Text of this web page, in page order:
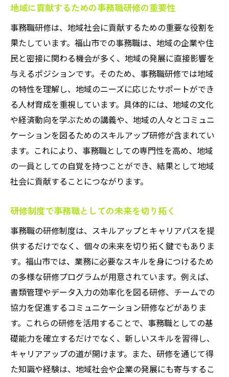
地域に貢献するための事務職研修の重要性
事務職研修は、地域社会に貢献するための重要な役割を
果たしています。福山市での事務職は、地域の企業や住
民と密接に関わる機会が多く、地域の発展に直接影響を
与えるポジションです。そのため、事務職研修では地域
の特性を理解し、地域のニーズに応じたサポートができ
る人材育成を重視しています。具体的には、地域の文化
や経済動向を学ぶための講義や、地域の人々とコミュニ
ケーションを図るためのスキルアップ研修が含まれてい
ます。これにより、事務職としての専門性を高め、地域
の一員としての自覚を持つことができ、結果として地域
社会に貢献することにつながります。
研修制度で事務職としての未来を切り拓く
事務職の研修制度は、スキルアップとキャリアパスを提
供するだけでなく、個々の未来を切り拓く鍵でもありま
す。福山市では、業務に必要なスキルを身につけるため
の多様な研修プログラムが用意されています。例えば、
書類管理やデータ入力の効率化を図る研修、チームでの
協力を促進するコミュニケーション研修などがありま
す。これらの研修を活用することで、事務職としての基
礎能力を確立するだけでなく、新しいスキルを習得し、
キャリアアップの道が開けます。また、研修を通じて得
た知識や経験は、地域社会や企業の発展にも寄与するこ